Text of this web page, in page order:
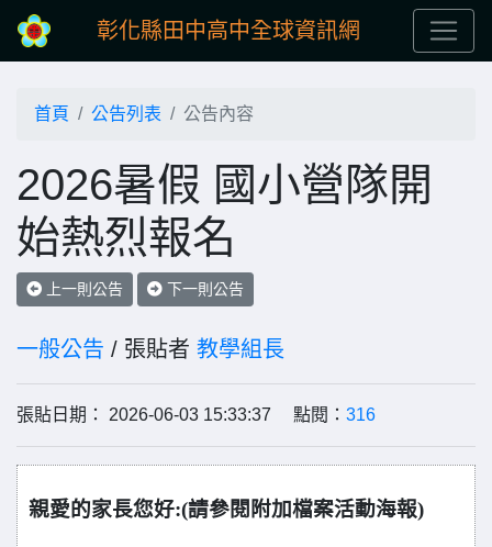
彰化縣田中高中全球資訊網
首頁 公告列表 公告內容
2026暑假 國小營隊開
始熱烈報名
上一則公告 下一則公告
一般公告 / 張貼者 教學組長
張貼日期： 2026-06-03 15:33:37 點閱： 316
親愛的家長您好:(請參閱附加檔案活動海報)